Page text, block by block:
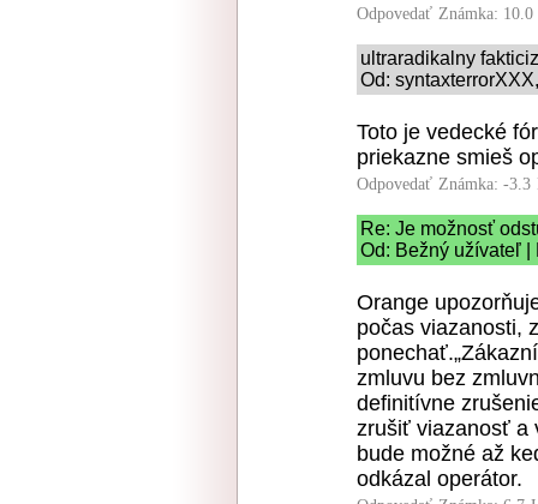
Odpovedať Známka: 10.0
ultraradikalny
Od:
Toto je vedecké
priekazne smieš
Odpovedať Známka: -3.3
Re: Je možnosť
Od: Bežný užívateľ |
Orange
počas viazanosti,
zmluvu bez
definitívne
zrušiť viazanosť a
bude možné až
odkázal operátor.